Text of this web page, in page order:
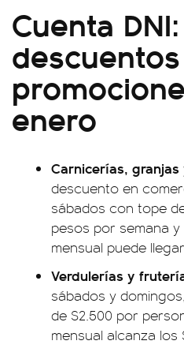
Cuenta
enero
Carnicerías,
descuento en
sábados con tope
pesos por semana
mensual puede
Verdulerías y
sábados y
de $2.500 por
mensual alcanza los